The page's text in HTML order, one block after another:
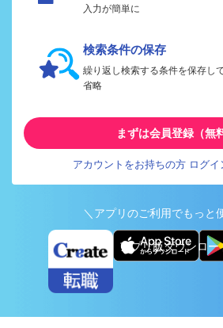
入力が簡単に
検索条件の保存
繰り返し検索する条件を保存し
省略
まずは会員登録（無
アカウントをお持ちの方 ログイ
＼アプリのご利用でもっと
アプリ版ダウンロー